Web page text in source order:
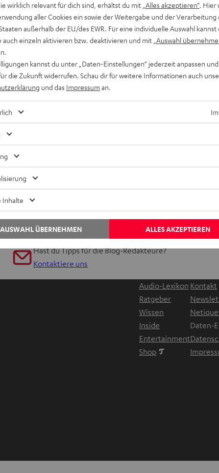
Hast du Tipps für die Blog-Redakteure?
Kontaktiere uns
Audio-Lexikon
Ratgeber
Wissen
Inside
Entertainment
Shop
Im neuen Tab
Kontakt
Daten-
wirklich relevant für dich sind, erhältst du mit „Alles akzeptieren“. Hier
aller Cookies ein sowie der Weitergabe und der Verarbeitung
außerhalb der EU/des EWR. Für eine individuelle Auswahl kannst
auch einzeln aktivieren bzw. deaktivieren und mit „Auswahl
kannst du unter „Daten-Einstellungen“ jederzeit anpassen
die Zukunft widerrufen. Schau dir für weitere Informationen auch
und das Impressum an.
Inhalte
ALLES AKZEPTIEREN
AUSWAHL ÜBERNEHMEN